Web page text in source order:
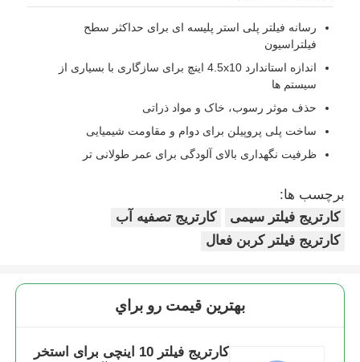
خانه فیلتر آب
کارتریج فیلتر آب
غشای RO مسکونی
لوازم اتصال فیلتر آب
رسانه فیلتر پلی استر پلیسه ای برای حداکثر سطح
فیلتراسیون
اندازه استاندارد 4.5x10 اینچ برای سازگاری با بسیاری از
سیستم ها
حذف موثر رسوب، خاک و مواد ذراتی
ساخت پلی پروپیلن برای دوام و مقاومت شیمیایی
ظرفیت نگهداری بالای آلودگی برای عمر طولانی تر
برچسب ها:
کارتریج فیلتر سیمی
کارتریج تصفیه آب
کارتریج فیلتر کربن فعال
بهترين قيمت رو براي
کارتریج فیلتر 10 اینچی برای استخر